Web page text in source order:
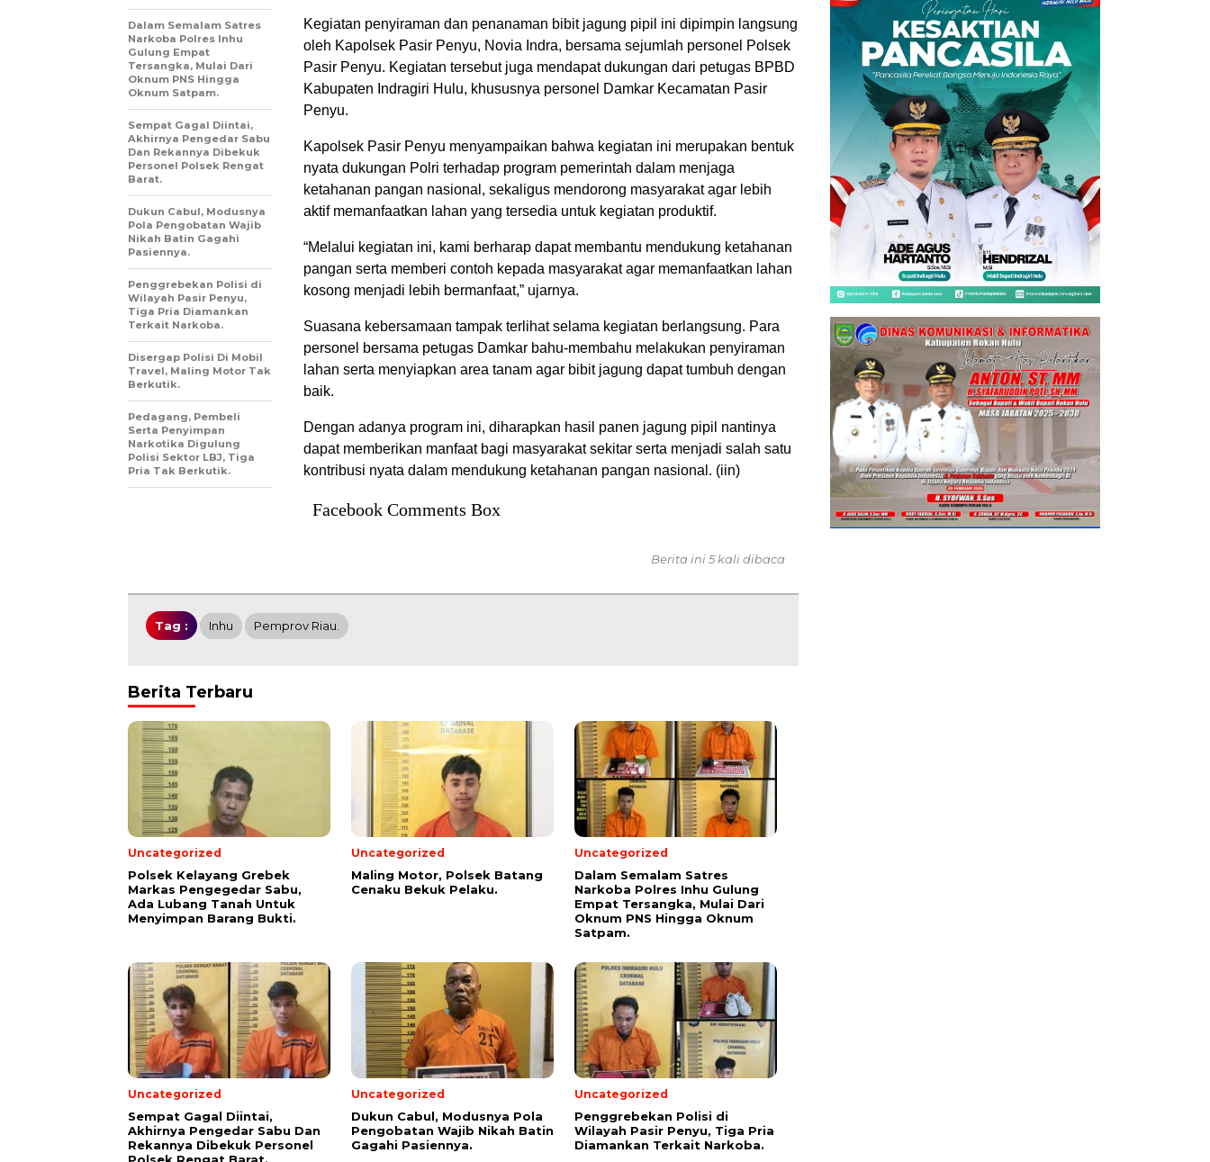
Kegiatan penyiraman dan penanaman bibit jagung pipil ini dipimpin langsung
oleh Kapolsek Pasir Penyu, Novia Indra, bersama sejumlah personel Polsek
Pasir Penyu. Kegiatan tersebut juga mendapat dukungan dari petugas BPBD
Kabupaten Indragiri Hulu, khususnya personel Damkar Kecamatan Pasir
Penyu.
Kapolsek Pasir Penyu menyampaikan bahwa kegiatan ini merupakan bentuk
nyata dukungan Polri terhadap program pemerintah dalam menjaga
ketahanan pangan nasional, sekaligus mendorong masyarakat agar lebih
aktif memanfaatkan lahan yang tersedia untuk kegiatan produktif.
“Melalui kegiatan ini, kami berharap dapat membantu mendukung ketahanan
pangan serta memberi contoh kepada masyarakat agar memanfaatkan lahan
kosong menjadi lebih bermanfaat,” ujarnya.
Suasana kebersamaan tampak terlihat selama kegiatan berlangsung. Para
personel bersama petugas Damkar bahu-membahu melakukan penyiraman
lahan serta menyiapkan area tanam agar bibit jagung dapat tumbuh dengan
baik.
Dengan adanya program ini, diharapkan hasil panen jagung pipil nantinya
dapat memberikan manfaat bagi masyarakat sekitar serta menjadi salah satu
kontribusi nyata dalam mendukung ketahanan pangan nasional. (iin)
Facebook Comments Box
Dalam Semalam Satres
Narkoba Polres Inhu
Gulung Empat
Tersangka, Mulai Dari
Oknum PNS Hingga
Oknum Satpam.
Sempat Gagal Diintai,
Akhirnya Pengedar Sabu
Dan Rekannya Dibekuk
Personel Polsek Rengat
Barat.
Dukun Cabul, Modusnya
Pola Pengobatan Wajib
Nikah Batin Gagahi
Pasiennya.
Penggrebekan Polisi di
Wilayah Pasir Penyu,
Tiga Pria Diamankan
Terkait Narkoba.
Disergap Polisi Di Mobil
Travel, Maling Motor Tak
Berkutik.
Pedagang, Pembeli
Serta Penyimpan
Narkotika Digulung
Polisi Sektor LBJ, Tiga
Pria Tak Berkutik.
Berita ini 5 kali dibaca
Tag : Inhu Pemprov Riau.
Berita Terbaru
Uncategorized
Polsek Kelayang Grebek
Markas Pengegedar Sabu,
Ada Lubang Tanah Untuk
Menyimpan Barang Bukti.
Uncategorized
Maling Motor, Polsek Batang
Cenaku Bekuk Pelaku.
Uncategorized
Dalam Semalam Satres
Narkoba Polres Inhu Gulung
Empat Tersangka, Mulai Dari
Oknum PNS Hingga Oknum
Satpam.
Uncategorized
Sempat Gagal Diintai,
Akhirnya Pengedar Sabu Dan
Rekannya Dibekuk Personel
Uncategorized
Dukun Cabul, Modusnya Pola
Pengobatan Wajib Nikah Batin
Gagahi Pasiennya.
Uncategorized
Penggrebekan Polisi di
Wilayah Pasir Penyu, Tiga Pria
Diamankan Terkait Narkoba.